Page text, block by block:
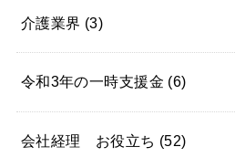
介護業界 (3)
令和3年の一時支援金 (6)
会社経理 お役立ち (52)